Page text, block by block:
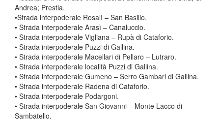
Andrea; Prestia.
•Strada interpoderale Rosalì – San Basilio.
• Strada interpoderale Arasì – Canaluccio.
• Strada interpoderale Vigliana – Rupà di Cataforio.
• Strada interpoderale Puzzi di Gallina.
• Strada interpoderale Macellari di Pellaro – Lutraro.
• Strada interpoderale località Puzzi di Gallina.
• Strada interpoderale Gumeno – Serro Gambari di Gallina.
• Strada interpoderale Radena di Cataforio.
• Strada interpoderale Podargoni.
• Strada interpoderale San Giovanni – Monte Lacco di
Sambatello.